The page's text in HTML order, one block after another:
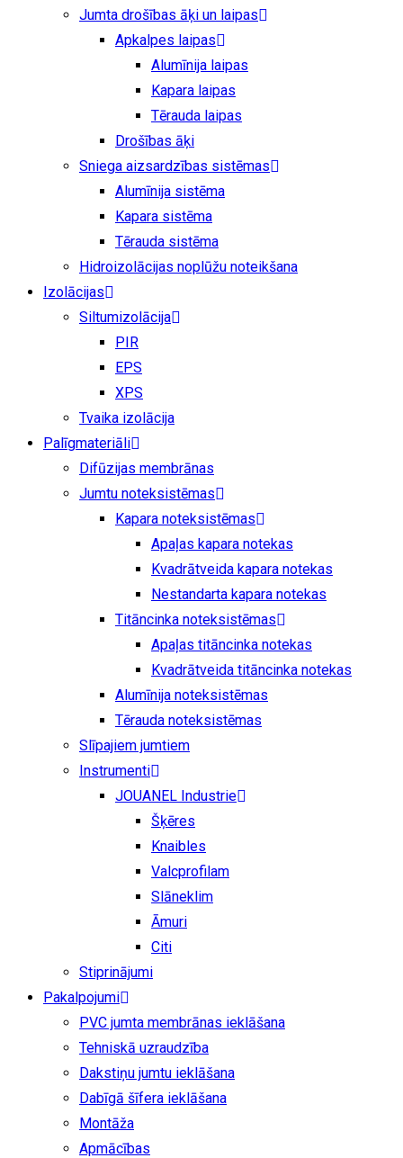
Jumta drošības āķi un laipas
Apkalpes laipas
Alumīnija laipas
Kapara laipas
Tērauda laipas
Drošības āķi
Sniega aizsardzības sistēmas
Alumīnija sistēma
Kapara sistēma
Tērauda sistēma
Hidroizolācijas noplūžu noteikšana
Izolācijas
Siltumizolācija
PIR
EPS
XPS
Tvaika izolācija
Palīgmateriāli
Difūzijas membrānas
Jumtu noteksistēmas
Kapara noteksistēmas
Apaļas kapara notekas
Kvadrātveida kapara notekas
Nestandarta kapara notekas
Titāncinka noteksistēmas
Apaļas titāncinka notekas
Kvadrātveida titāncinka notekas
Alumīnija noteksistēmas
Tērauda noteksistēmas
Slīpajiem jumtiem
Instrumenti
JOUANEL Industrie
Šķēres
Knaibles
Valcprofilam
Slāneklim
Āmuri
Citi
Stiprinājumi
Pakalpojumi
PVC jumta membrānas ieklāšana
Tehniskā uzraudzība
Dakstiņu jumtu ieklāšana
Dabīgā šīfera ieklāšana
Montāža
Apmācības